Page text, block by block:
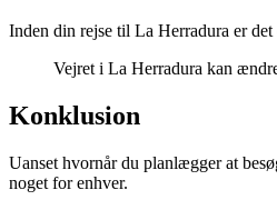
Inden din rejse til La Herradura er
Vejret i La Herradura kan
Konklusion
Uanset hvornår du planlægger at
noget for enhver.